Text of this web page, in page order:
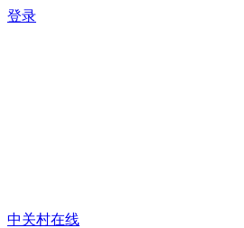
登录
中关村在线